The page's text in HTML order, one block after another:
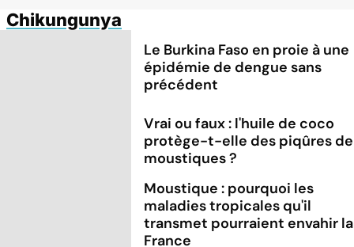
Chikungunya
Le Burkina Faso en proie à une
épidémie de dengue sans
précédent
Vrai ou faux : l'huile de coco
protège-t-elle des piqûres de
moustiques ?
Moustique : pourquoi les
maladies tropicales qu'il
transmet pourraient envahir la
France